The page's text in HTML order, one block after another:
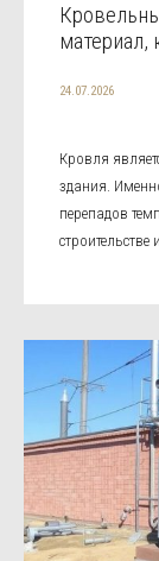
материал,
24.07.2026
Кровля
здания.
перепадов